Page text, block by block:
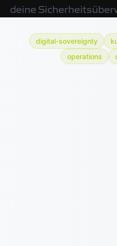
deine
digital-sovereignty
operations